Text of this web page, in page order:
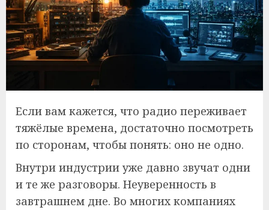
Если вам кажется, что радио переживает
тяжёлые времена, достаточно посмотреть
по сторонам, чтобы понять: оно не одно.
Внутри индустрии уже давно звучат одни
и те же разговоры. Неуверенность в
завтрашнем дне. Во многих компаниях